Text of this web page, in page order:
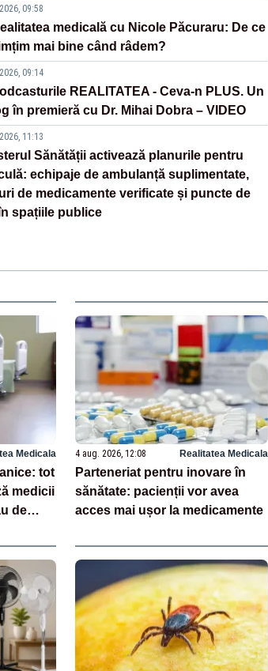
09:58
medicală cu Nicole Păcuraru: De ce
mai bine când râdem?
09:14
REALITATEA - Ceva-n PLUS. Un
în premieră cu Dr. Mihai Dobra – VIDEO
11:13
Sănătății activează planurile pentru
echipaje de ambulanță suplimentate,
de medicamente verificate și puncte de
spațiile publice
Medicala
tot
medicii
de
4 aug. 2026, 12:08 Realitatea Medicala
Parteneriat pentru inovare în
sănătate: pacienții vor avea
acces mai ușor la medicamente